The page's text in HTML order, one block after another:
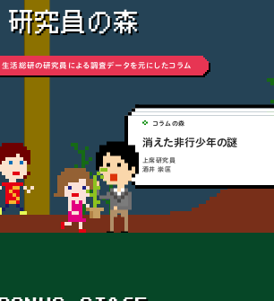
研究員の森
生活総研の研究員による調査データを元にしたコラム
コラムの森
消えた非行少年の謎
上席研究員
酒井 崇匡